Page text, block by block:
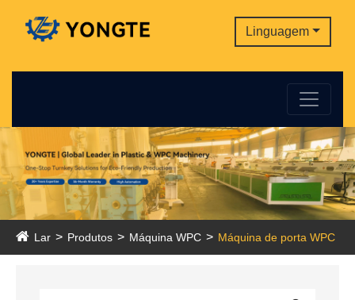
Linguagem
Lar Produtos Máquina WPC Máquina de porta WPC